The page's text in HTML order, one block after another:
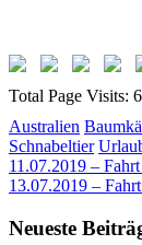
Total Page Visits:
Australien
Schnabeltier
11.07.2019 –
13.07.2019 –
Neueste